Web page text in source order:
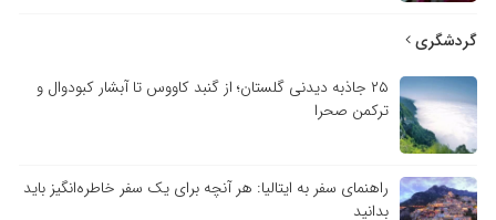
گردشگری
۲۵ جاذبه دیدنی گلستان؛ از گنبد کاووس تا آبشار کبودوال و
ترکمن صحرا
راهنمای سفر به ایتالیا: هر آنچه برای یک سفر خاطره‌انگیز باید
بدانید